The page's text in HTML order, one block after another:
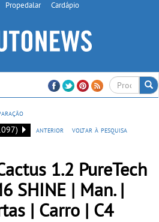
Propedalar Cardápio
anterior
voltar à pesquisa
1.2 PureTech
SHINE | Man. |
| Carro | C4